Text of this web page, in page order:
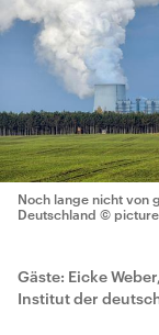
Noch lange nicht von
Deutschland © picture
Gäste: Eicke
Institut der